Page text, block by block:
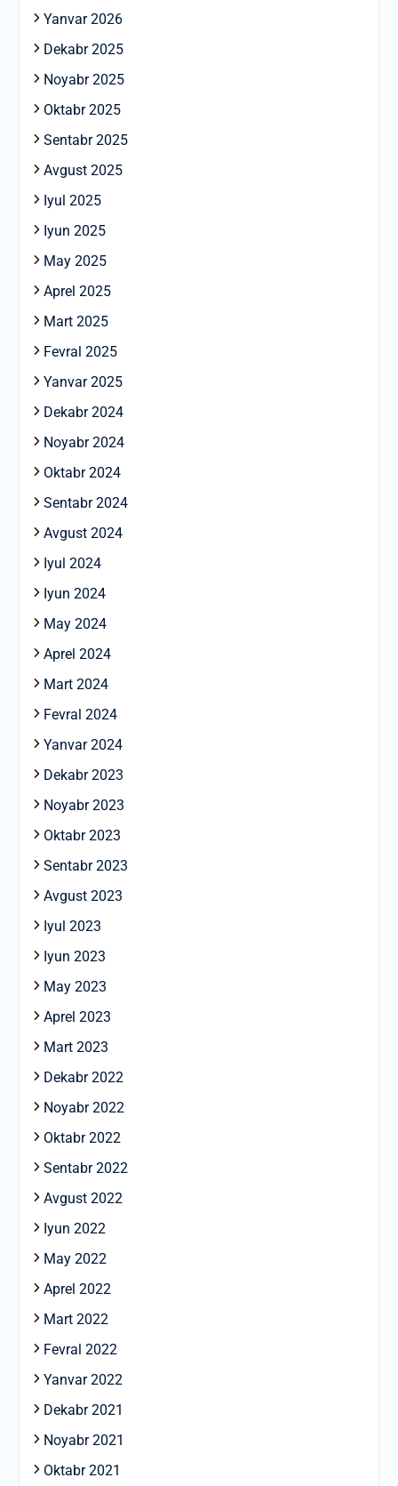
Yanvar 2026
Dekabr 2025
Noyabr 2025
Oktabr 2025
Sentabr 2025
Avgust 2025
Iyul 2025
Iyun 2025
May 2025
Aprel 2025
Mart 2025
Fevral 2025
Yanvar 2025
Dekabr 2024
Noyabr 2024
Oktabr 2024
Sentabr 2024
Avgust 2024
Iyul 2024
Iyun 2024
May 2024
Aprel 2024
Mart 2024
Fevral 2024
Yanvar 2024
Dekabr 2023
Noyabr 2023
Oktabr 2023
Sentabr 2023
Avgust 2023
Iyul 2023
Iyun 2023
May 2023
Aprel 2023
Mart 2023
Dekabr 2022
Noyabr 2022
Oktabr 2022
Sentabr 2022
Avgust 2022
Iyun 2022
May 2022
Aprel 2022
Mart 2022
Fevral 2022
Yanvar 2022
Dekabr 2021
Noyabr 2021
Oktabr 2021